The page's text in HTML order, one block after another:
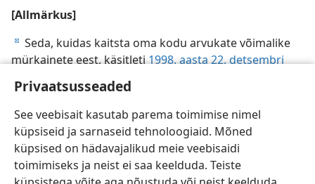
Privaatsusseaded
See veebisait kasutab parema toimimise nimel
küpsiseid ja sarnaseid tehnoloogiaid. Mõned
küpsised on hädavajalikud meie veebisaidi
toimimiseks ja neist ei saa keelduda. Teiste
[Allmärkus]
d Seda, kuidas kaitsta oma kodu arvukate võimalike
mürkainete eest, käsitleti1998. aasta 22. detsembri